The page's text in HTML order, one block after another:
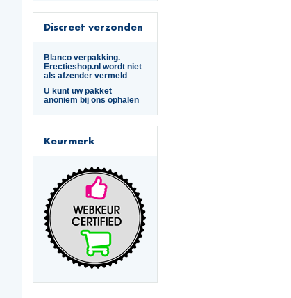
Discreet verzonden
Blanco verpakking.
Erectieshop.nl wordt niet
als afzender vermeld
U kunt uw pakket
anoniem bij ons ophalen
Keurmerk